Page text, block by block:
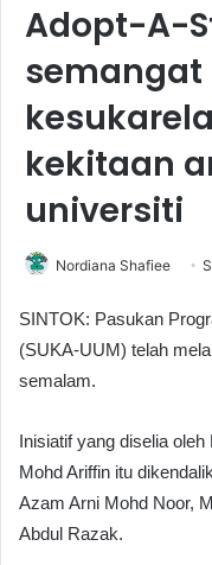
Adopt-A-
semangat
kekitaan
universiti
Nordiana Shafiee
SINTOK: Pasukan
(SUKA-UUM) telah
semalam.
Inisiatif yang diselia
Mohd Ariffin itu
Azam Arni Mohd Noor,
Abdul Razak.